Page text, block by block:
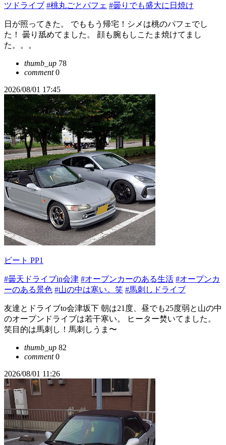
ツドライブ #桃丸ごとパフェ #曇りでも盛大に日焼け
日が照ってきた。 でももう帰宅！シメは桃のパフェでし
た！ 曇り舐めてました。 顔も腕もしこたま焼けてまし
た。。。
thumb_up 78
comment0
2026/08/01 17:45
ビート PP1
#曇天ドライブin会津 #オープンカーのある生活 #オープンカ
ーのある景色 #山の中は寒い。笑 #馬刺しドライブ
友達とドライブto会津坂下 朝は21度、昼でも25度弱と山の中
のオープンドライブは若干寒い。 ヒーター焚いてました。
笑目的は馬刺し！馬刺しうま〜
thumb_up 82
comment0
2026/08/01 11:26